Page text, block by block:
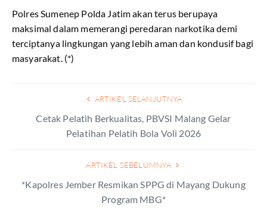
Polres Sumenep Polda Jatim akan terus berupaya
maksimal dalam memerangi peredaran narkotika demi
terciptanya lingkungan yang lebih aman dan kondusif bagi
masyarakat. (*)
ARTIKEL SELANJUTNYA
Cetak Pelatih Berkualitas, PBVSI Malang Gelar
Pelatihan Pelatih Bola Voli 2026
ARTIKEL SEBELUMNYA
*Kapolres Jember Resmikan SPPG di Mayang Dukung
Program MBG*